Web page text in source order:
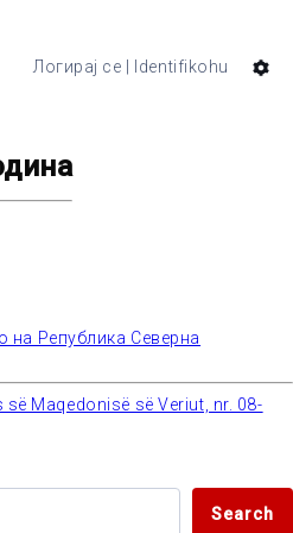
Логирај се | Identifikohu
на Република Северна
Maqedonisë së Veriut, nr. 08-
Search